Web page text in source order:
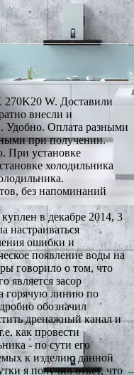
W. Доставили
внесли и
Удобно. Оплата разными
при получении.
При установке
холодильника
без напоминаний
в декабре 2014, 3
настраиваться
ошибки и
появление воды на
говорило о том, что
является засор
горячую линию по
обозначил
дренажный канал и
как провести
- по сути его
к изделию данной
я получил ответ, что